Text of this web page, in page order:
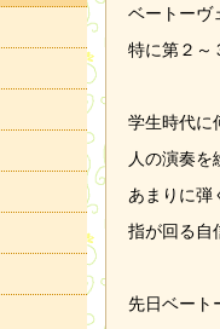
ベートーヴ
特に第２～
学生時代に
人の演奏を
あまりに弾
指が回る自
先日ベート